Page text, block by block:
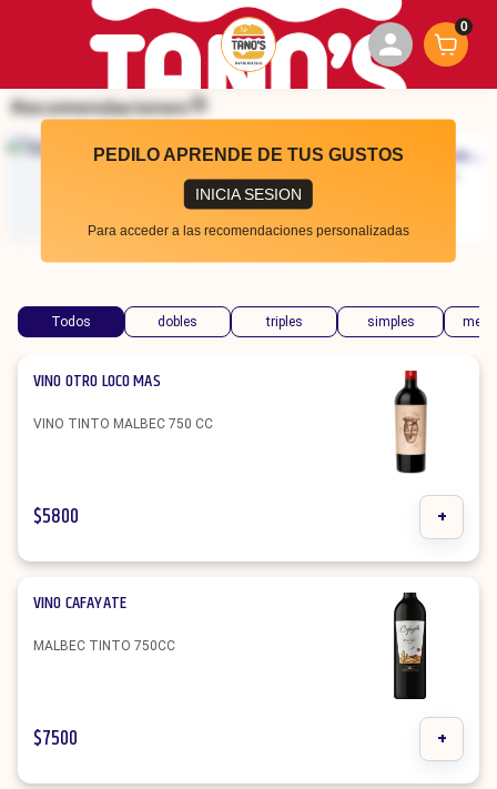
0
PEDILO APRENDE DE TUS GUSTOS
INICIA SESION
Para acceder a las recomendaciones personalizadas
Recomendaciones
Sprite
Aquarius Agua
3500
Todos dobles triples simples
VINO OTRO LOCO MAS
VINO TINTO MALBEC 750 CC
$5800 +
VINO CAFAYATE
MALBEC TINTO 750CC
$7500 +